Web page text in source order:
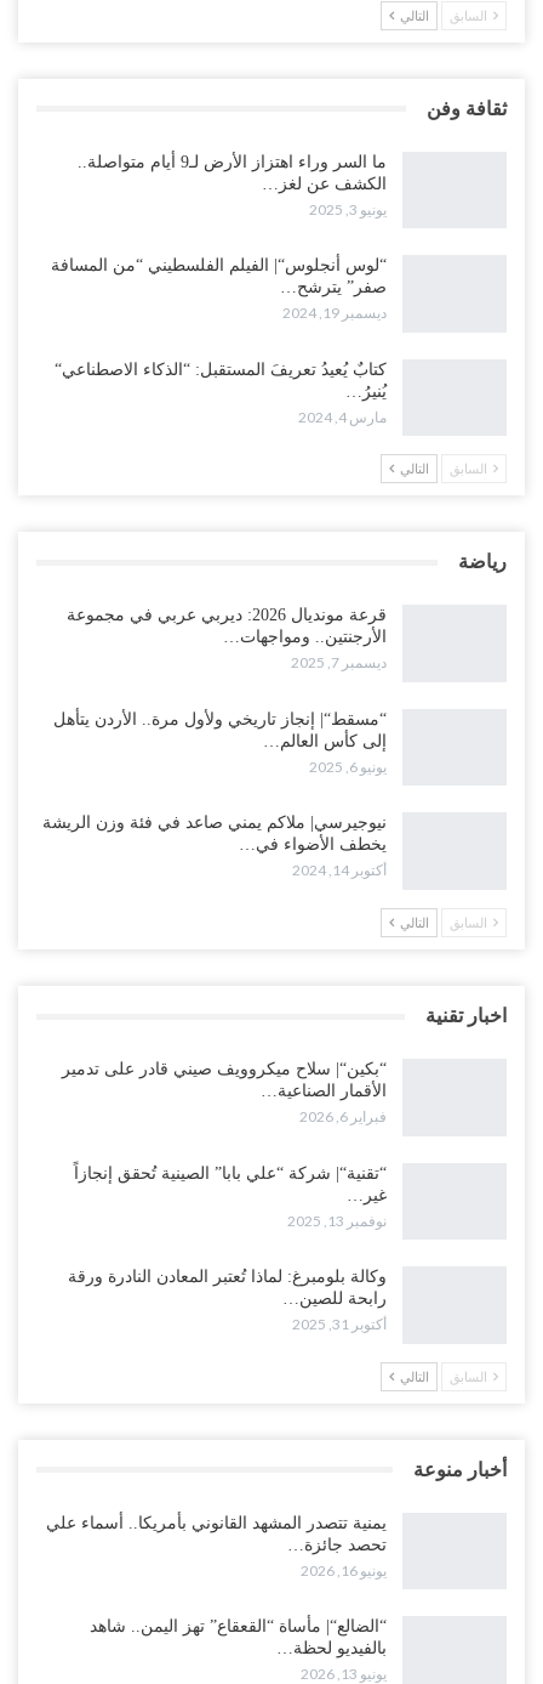
السابق التالي
ثقافة وفن
ما السر وراء اهتزاز الأرض لـ9 أيام متواصلة..
الكشف عن لغز…
يونيو 3, 2025
“لوس أنجلوس“| الفيلم الفلسطيني “من المسافة
صفر” يترشح…
ديسمبر 19, 2024
كتابٌ يُعيدُ تعريفَ المستقبل: “الذكاء الاصطناعي“
يُنيرُ…
مارس 4, 2024
السابق التالي
رياضة
قرعة مونديال 2026: ديربي عربي في مجموعة
الأرجنتين.. ومواجهات…
ديسمبر 7, 2025
“مسقط“| إنجاز تاريخي ولأول مرة.. الأردن يتأهل
إلى كأس العالم…
يونيو 6, 2025
نيوجيرسي| ملاكم يمني صاعد في فئة وزن الريشة
يخطف الأضواء في…
أكتوبر 14, 2024
السابق التالي
اخبار تقنية
“بكين“| سلاح ميكروويف صيني قادر على تدمير
الأقمار الصناعية…
فبراير 6, 2026
“تقنية“| شركة “علي بابا” الصينية تُحقق إنجازاً
غير…
نوفمبر 13, 2025
وكالة بلومبرغ: لماذا تُعتبر المعادن النادرة ورقة
رابحة للصين…
أكتوبر 31, 2025
السابق التالي
أخبار منوعة
يمنية تتصدر المشهد القانوني بأمريكا.. أسماء علي
تحصد جائزة…
يونيو 16, 2026
“الضالع“| مأساة “القعقاع” تهز اليمن.. شاهد
بالفيديو لحظة…
يونيو 13, 2026